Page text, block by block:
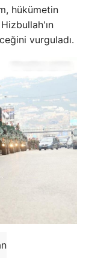
hükümetin
vurguladı.